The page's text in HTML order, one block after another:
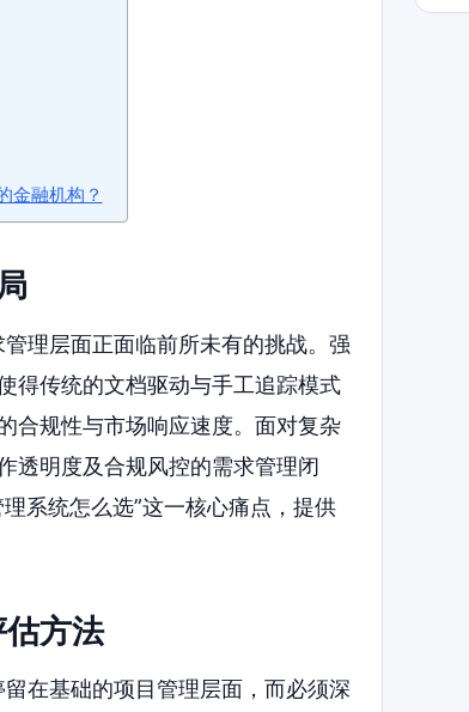
金融机构？
理层面正面临前所未有的挑战。强
得传统的文档驱动与手工追踪模式
合规性与市场响应速度。面对复杂
透明度及合规风控的需求管理闭
系统怎么选”这一核心痛点，提供
方法
在基础的项目管理层面，而必须深